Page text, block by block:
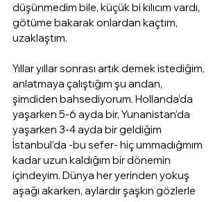
düşünmedim bile, küçük bi kılıcım vardı,
götüme bakarak onlardan kaçtım,
uzaklaştım.
Yıllar yıllar sonrası artık demek istediğim,
anlatmaya çalıştığım şu andan,
şimdiden bahsediyorum. Hollanda’da
yaşarken 5-6 ayda bir, Yunanistan’da
yaşarken 3-4 ayda bir geldiğim
İstanbul’da -bu sefer- hiç ummadığmım
kadar uzun kaldığım bir dönemin
içindeyim. Dünya her yerinden yokuş
aşağı akarken, aylardır şaşkın gözlerle